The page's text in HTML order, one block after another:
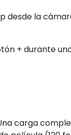
desde la
+ durante
carga